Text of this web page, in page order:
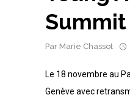
Summit
Par Marie Chassot
Le 18 novembre au
Genève avec